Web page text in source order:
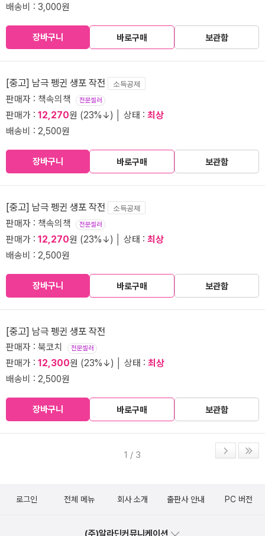
배송비 : 3,000원
장바구니 바로구매 보관함
[중고] 남극 펭귄 생포 작전 소득공제
판매자 : 책속의책 전문셀러
판매가 : 12,270원 (23%↓) │ 상태 : 최상
배송비 : 2,500원
장바구니 바로구매 보관함
[중고] 남극 펭귄 생포 작전 소득공제
판매자 : 책속의책 전문셀러
판매가 : 12,270원 (23%↓) │ 상태 : 최상
배송비 : 2,500원
장바구니 바로구매 보관함
[중고] 남극 펭귄 생포 작전
판매자 : 북코치 전문셀러
판매가 : 12,300원 (23%↓) │ 상태 : 최상
배송비 : 2,500원
장바구니 바로구매 보관함
1 / 3
로그인 전체 메뉴 회사 소개 출판사 안내 PC 버전
(주)알라딘커뮤니케이션